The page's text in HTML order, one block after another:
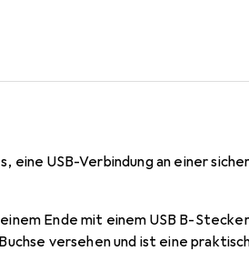
eine USB-Verbindung an einer
Ende mit einem USB B-
versehen und ist eine